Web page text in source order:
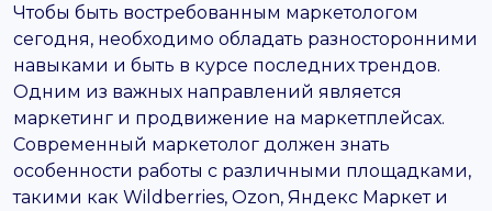
Чтобы быть востребованным маркетологом
сегодня, необходимо обладать разносторонними
навыками и быть в курсе последних трендов.
Одним из важных направлений является
маркетинг и продвижение на маркетплейсах.
Современный маркетолог должен знать
особенности работы с различными площадками,
такими как Wildberries, Ozon, Яндекс Маркет и